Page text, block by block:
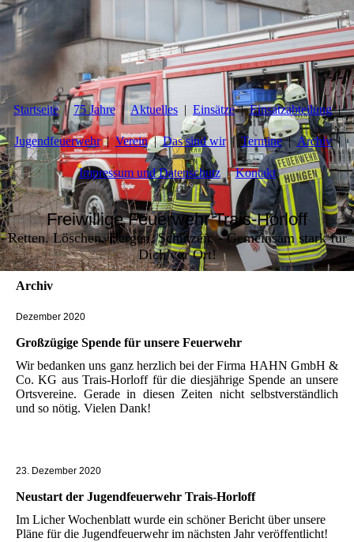
Startseite 75 Jahre Aktuelles Einsätze Einsatzabteilung
Jugendfeuerwehr Verein Das sind wir Termine Archiv
Impressum und Datenschutz Kontakt
Freiwillige Feuerwehr Trais-Horloff
Retten. Löschen. Bergen. Schützen. - Gemeinsam stark für
Dich vor Ort!
Archiv
Dezember 2020
Großzügige Spende für unsere Feuerwehr
Wir bedanken uns ganz herzlich bei der Firma HAHN GmbH &
Co. KG aus Trais-Horloff für die diesjährige Spende an unsere
Ortsvereine. Gerade in diesen Zeiten nicht selbstverständlich
und so nötig. Vielen Dank!
23. Dezember 2020
Neustart der Jugendfeuerwehr Trais-Horloff
Im Licher Wochenblatt wurde ein schöner Bericht über unsere
Pläne für die Jugendfeuerwehr im nächsten Jahr veröffentlicht!